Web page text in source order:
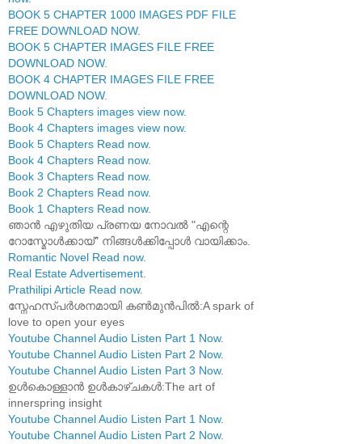
BOOK 5 CHAPTER 1000 IMAGES PDF FILE
FREE DOWNLOAD NOW.
BOOK 5 CHAPTER IMAGES FILE FREE
DOWNLOAD NOW.
BOOK 4 CHAPTER IMAGES FILE FREE
DOWNLOAD NOW.
Book 5 Chapters images view now.
Book 4 Chapters images view now.
Book 5 Chapters Read now.
Book 4 Chapters Read now.
Book 3 Chapters Read now.
Book 2 Chapters Read now.
Book 1 Chapters Read now.
ഞാൻ എഴുതിയ പ്രണയ നോവൽ "എന്റെ
റോസ്മോൾക്കായ്" നിങ്ങൾക്കിപ്പോൾ വായിക്കാം.
Romantic Novel Read now.
Real Estate Advertisement.
Prathilipi Article Read now.
സ്നേഹസ്പർശനമായി കൺമുൻപിൽ:A spark of
love to open your eyes
Youtube Channel Audio Listen Part 1 Now.
Youtube Channel Audio Listen Part 2 Now.
Youtube Channel Audio Listen Part 3 Now.
ഉൾകൊള്ളാൻ ഉൾകാഴ്ചകൾ:The art of
innerspring insight
Youtube Channel Audio Listen Part 1 Now.
Youtube Channel Audio Listen Part 2 Now.